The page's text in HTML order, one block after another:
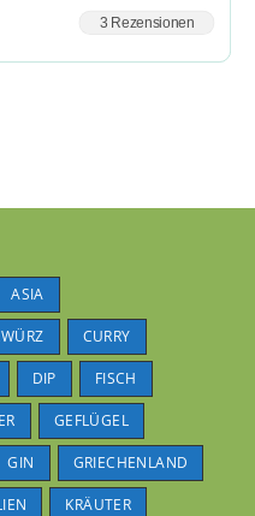
3 Rezensionen
ASIA
CURRY
DIP FISCH
GEFLÜGEL
GIN GRIECHENLAND
KRÄUTER